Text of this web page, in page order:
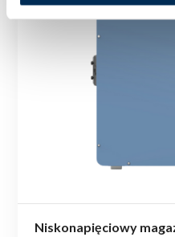
Niskonapięciowy